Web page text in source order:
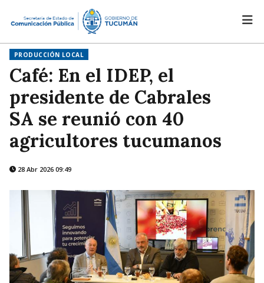
PRODUCCIÓN LOCAL
Café: En el IDEP, el
presidente de Cabrales
SA se reunió con 40
agricultores tucumanos
28 Abr 2026 09:49